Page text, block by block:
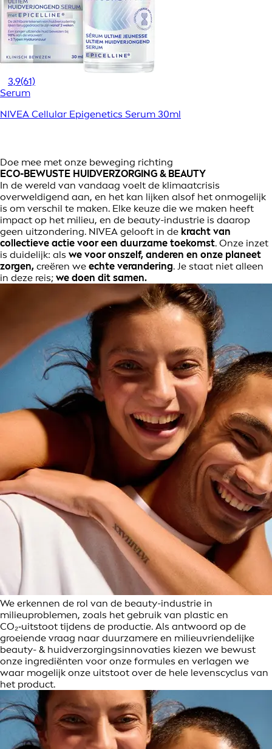
3,9(61)
Serum
NIVEA Cellular Epigenetics Serum 30ml
Doe mee met onze beweging richting
ECO-BEWUSTE HUIDVERZORGING & BEAUTY
In de wereld van vandaag voelt de klimaatcrisis
overweldigend aan, en het kan lijken alsof het onmogelijk
is om verschil te maken. Elke keuze die we maken heeft
impact op het milieu, en de beauty-industrie is daarop
geen uitzondering. NIVEA gelooft in de kracht van
collectieve actie voor een duurzame toekomst. Onze inzet
is duidelijk: als we voor onszelf, anderen en onze planeet
zorgen, creëren we echte verandering. Je staat niet alleen
in deze reis; we doen dit samen.
We erkennen de rol van de beauty-industrie in
milieuproblemen, zoals het gebruik van plastic en
CO₂‑uitstoot tijdens de productie. Als antwoord op de
groeiende vraag naar duurzamere en milieuvriendelijke
beauty- & huidverzorgingsinnovaties kiezen we bewust
onze ingrediënten voor onze formules en verlagen we
waar mogelijk onze uitstoot over de hele levenscyclus van
het product.